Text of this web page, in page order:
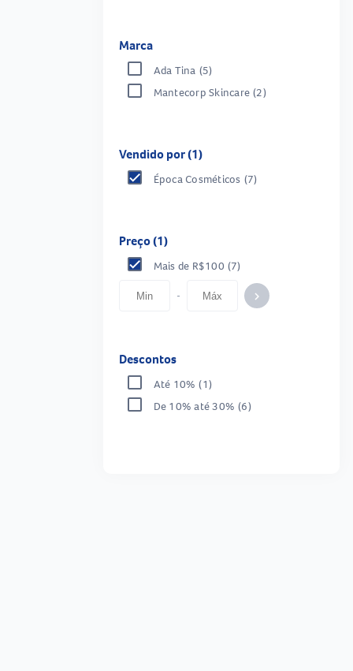
Marca
Ada Tina (5)
Mantecorp Skincare (2)
Vendido por (1)
Época Cosméticos (7)
Preço (1)
Mais de R$100 (7)
- keyboard_arrow_right
Descontos
Até 10% (1)
De 10% até 30% (6)